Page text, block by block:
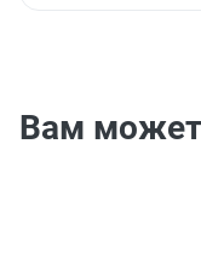
Вам может